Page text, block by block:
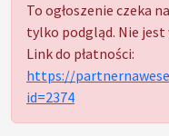
To ogłoszenie czeka
tylko podgląd. Nie jest
Link do płatności:
https://
id=2374